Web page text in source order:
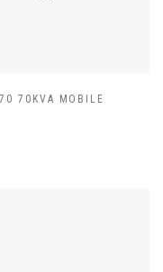
70KVA MOBILE